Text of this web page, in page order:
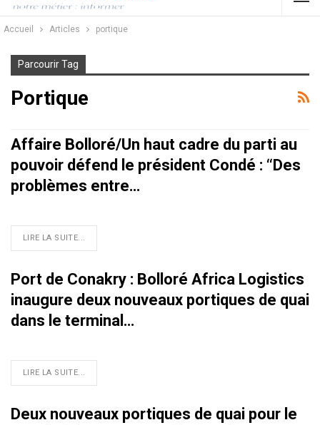
Accueil Articles portique
Parcourir Tag
Portique
Affaire Bolloré/Un haut cadre du parti au
pouvoir défend le président Condé : ‘‘Des
problèmes entre…
LIRE LA SUITE...
Port de Conakry : Bolloré Africa Logistics
inaugure deux nouveaux portiques de quai
dans le terminal…
LIRE LA SUITE...
Deux nouveaux portiques de quai pour le